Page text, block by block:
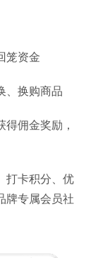
笼资金
、换购商品
佣金奖励，
打卡积分、优
牌专属会员社